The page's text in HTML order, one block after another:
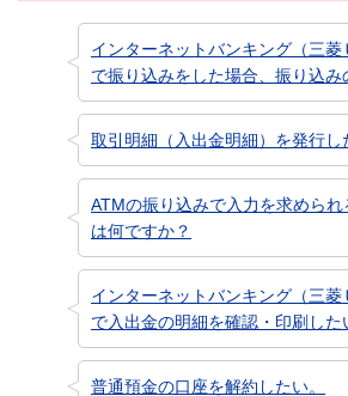
インターネットバンキング（三菱
で振り込みをした場合、振り込み
取引明細（入出金明細）を発行し
ATMの振り込みで入力を求められ
は何ですか？
インターネットバンキング（三菱
で入出金の明細を確認・印刷した
普通預金の口座を解約したい。